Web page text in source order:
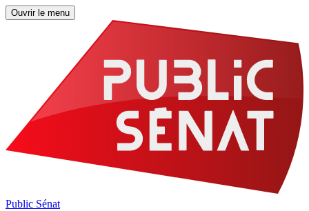
Ouvrir le menu
Public Sénat